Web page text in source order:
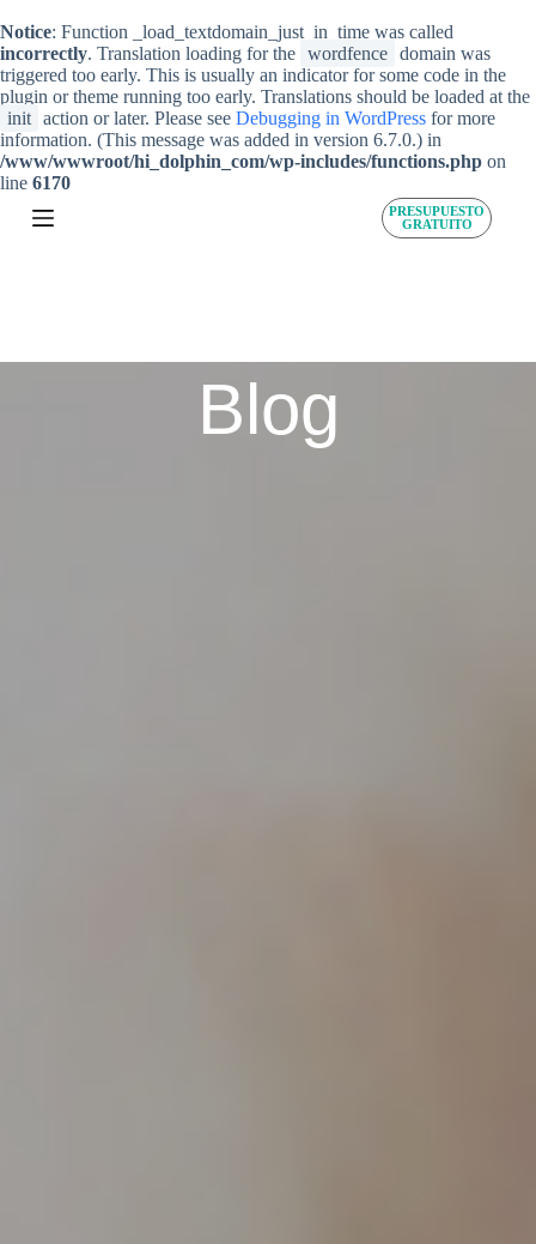
Notice: Function _load_textdomain_just_in_time was called
incorrectly. Translation loading for the wordfence domain was
triggered too early. This is usually an indicator for some code in the
plugin or theme running too early. Translations should be loaded at the
init action or later. Please see Debugging in WordPress for more
information. (This message was added in version 6.7.0.) in
/www/wwwroot/hi_dolphin_com/wp-includes/functions.php on
line 6170
I
r
a
l
c
o
n
t
e
n
PRESUPUESTO
GRATUITO
Blog